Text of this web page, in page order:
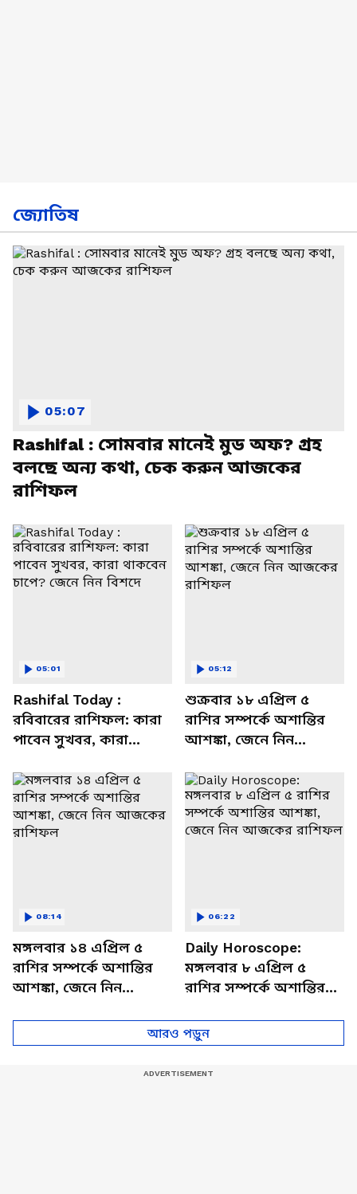
জ্যোতিষ
Rashifal : সোমবার মানেই মুড অফ? গ্রহ
বলছে অন্য কথা, চেক করুন আজকের
রাশিফল
05:07
Rashifal Today :
রবিবারের রাশিফল: কারা
পাবেন সুখবর, কারা
বিশদে
05:01
শুক্রবার ১৮ এপ্রিল ৫
রাশির সম্পর্কে অশান্তির
আশঙ্কা, জেনে নিন
05:12
মঙ্গলবার ১৪ এপ্রিল ৫
রাশির সম্পর্কে অশান্তির
আশঙ্কা, জেনে নিন
08:14
Daily Horoscope:
মঙ্গলবার ৮ এপ্রিল ৫
রাশির সম্পর্কে অশান্তির
আজকের রাশিফল
06:22
আরও পড়ুন